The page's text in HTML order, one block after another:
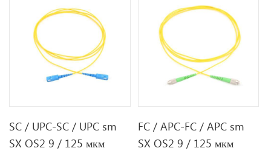
SC / UPC-SC / UPC sm
SX OS2 9 / 125 мкм
FC / APC-FC / APC sm
SX OS2 9 / 125 мкм